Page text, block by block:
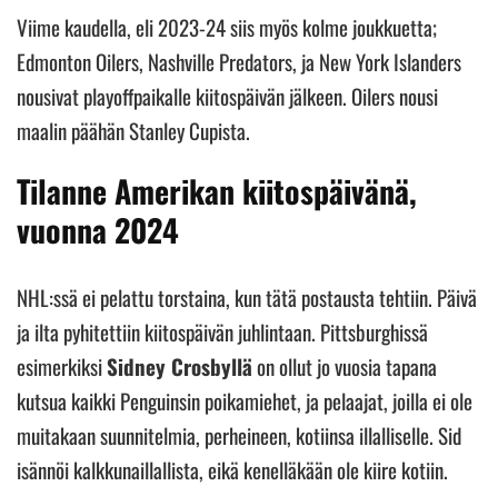
Viime kaudella, eli 2023-24 siis myös kolme joukkuetta;
Edmonton Oilers, Nashville Predators, ja New York Islanders
nousivat playoffpaikalle kiitospäivän jälkeen. Oilers nousi
maalin päähän Stanley Cupista.
Tilanne Amerikan kiitospäivänä,
vuonna 2024
NHL:ssä ei pelattu torstaina, kun tätä postausta tehtiin. Päivä
ja ilta pyhitettiin kiitospäivän juhlintaan. Pittsburghissä
esimerkiksiSidney Crosbylläon ollut jo vuosia tapana
kutsua kaikki Penguinsin poikamiehet, ja pelaajat, joilla ei ole
muitakaan suunnitelmia, perheineen, kotiinsa illalliselle. Sid
isännöi kalkkunaillallista, eikä kenelläkään ole kiire kotiin.